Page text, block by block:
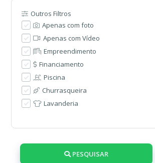
Outros Filtros
Apenas com foto
Apenas com Vídeo
Empreendimento
Financiamento
Piscina
Churrasqueira
Lavanderia
PESQUISAR